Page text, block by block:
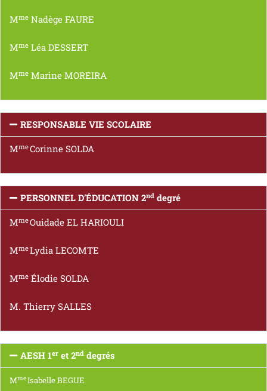
Mme Nadège FAURE
Mme Léa DESSERT
Mme Marine MOREIRA
RESPONSABLE VIE SCOLAIRE
MmeCorinne SOLDA
PERSONNEL D’ÉDUCATION 2nd degré
MmeOuidade EL HARIOULI
MmeLydia LECOMTE
Mme Élodie SOLDA
M. Thierry SALLES
AESH 1er et 2nd degrés
MmeIsabelle BEGUE